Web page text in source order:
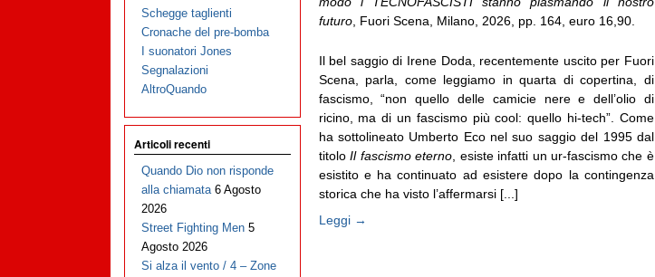
futuro, Fuori Scena, Milano, 2026, pp. 164, euro 16,90.
Il bel saggio di Irene Doda, recentemente uscito per Fuori
Scena, parla, come leggiamo in quarta di copertina, di
fascismo, “non quello delle camicie nere e dell’olio di
ricino, ma di un fascismo più cool: quello hi-tech”. Come
ha sottolineato Umberto Eco nel suo saggio del 1995 dal
titoloIl fascismo eterno , esiste infatti un ur-fascismo che è
esistito e ha continuato ad esistere dopo la contingenza
storica che ha visto l’affermarsi [...]
Leggi →
Schegge taglienti
Cronache del pre-bomba
I suonatori Jones
Segnalazioni
AltroQuando
Articoli recenti
Quando Dio non risponde
alla chiamata 6 Agosto
2026
Street Fighting Men 5
Agosto 2026
Si alza il vento / 4 – Zone